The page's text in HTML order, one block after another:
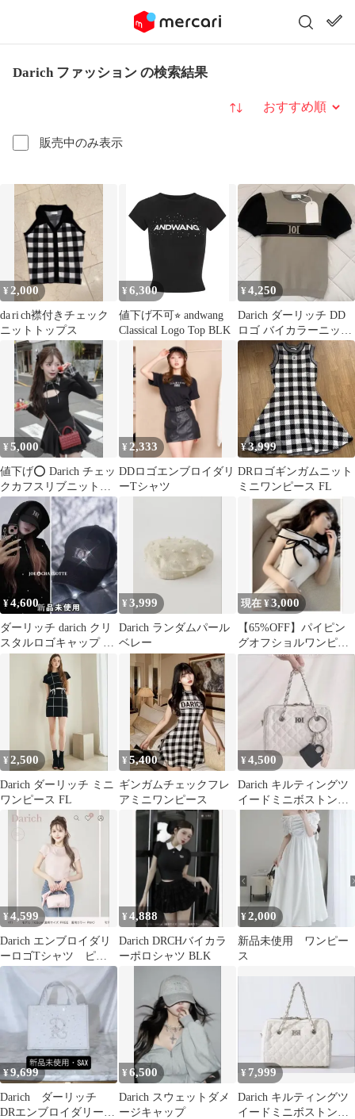
Darich ファッション の検索結果
販売中のみ表示
並び替え
¥ 2,000
da ri ch襟付きチェック
ニットトップス
¥ 6,300
値下げ不可⭐︎ andwang
Classical Logo Top BLK
¥4,250
Darich ダーリッチ DD
ロゴ バイカラーニット
トップス ベージュ
¥5,000
値下げ⭕️ Darich チェッ
クカフスリブニットト
ップス
¥ 2,333
DDロゴエンブロイダリ
ーTシャツ
¥3,999
DRロゴギンガムニット
ミニワンピース FL
¥4,600
ダーリッチ darich クリ
スタルロゴキャップ 帽
子 BLK ブラック
¥3,999
Darich ランダムパール
ベレー
現在 ¥3,000
【65%OFF】パイピン
グオフショルワンピー
ス
¥2,500
Darich ダーリッチ ミニ
ワンピース FL
¥5,400
ギンガムチェックフレ
アミニワンピース
¥4,500
Darich キルティングツ
イードミニボストンバ
ッグ WHT
¥4,599
Darich エンブロイダリ
ーロゴTシャツ ピン
ク
¥4,888
Darich DRCHバイカラ
ーポロシャツ BLK
¥2,000
新品未使用 ワンピー
ス
¥9,699
Darich ダーリッチ
DRエンブロイダリービ
¥6,500
Darich スウェットダメ
ージキャップ
¥ 7,999
Darich キルティングツ
イードミニボストンバ